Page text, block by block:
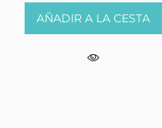
AÑADIR A LA CESTA